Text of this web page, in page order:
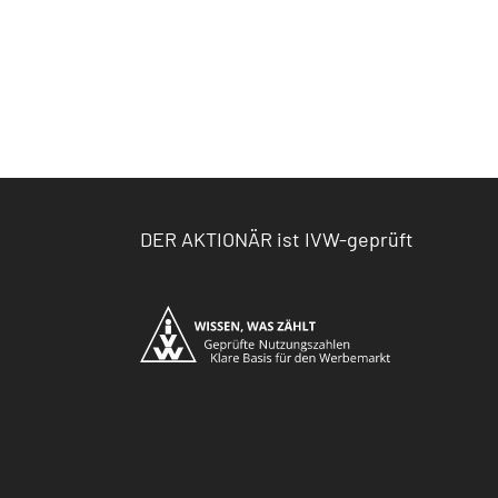
DER AKTIONÄR ist IVW-geprüft